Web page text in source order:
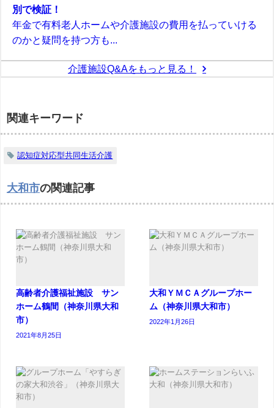
別で検証！
年金で有料老人ホームや介護施設の費用を払っていける
のかと疑問を持つ方も...
介護施設Q&Aをもっと見る！
関連キーワード
認知症対応型共同生活介護
大和市の関連記事
高齢者介護福祉施設 サン
ホーム鶴間（神奈川県大和
市）
2021年8月25日
大和ＹＭＣＡグループホー
ム（神奈川県大和市）
2022年1月26日